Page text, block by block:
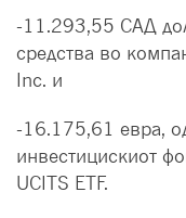
-11.293,55 САД
средства во
Inc. и
-16.175,61 евра,
инвестицискиот
UCITS ETF.